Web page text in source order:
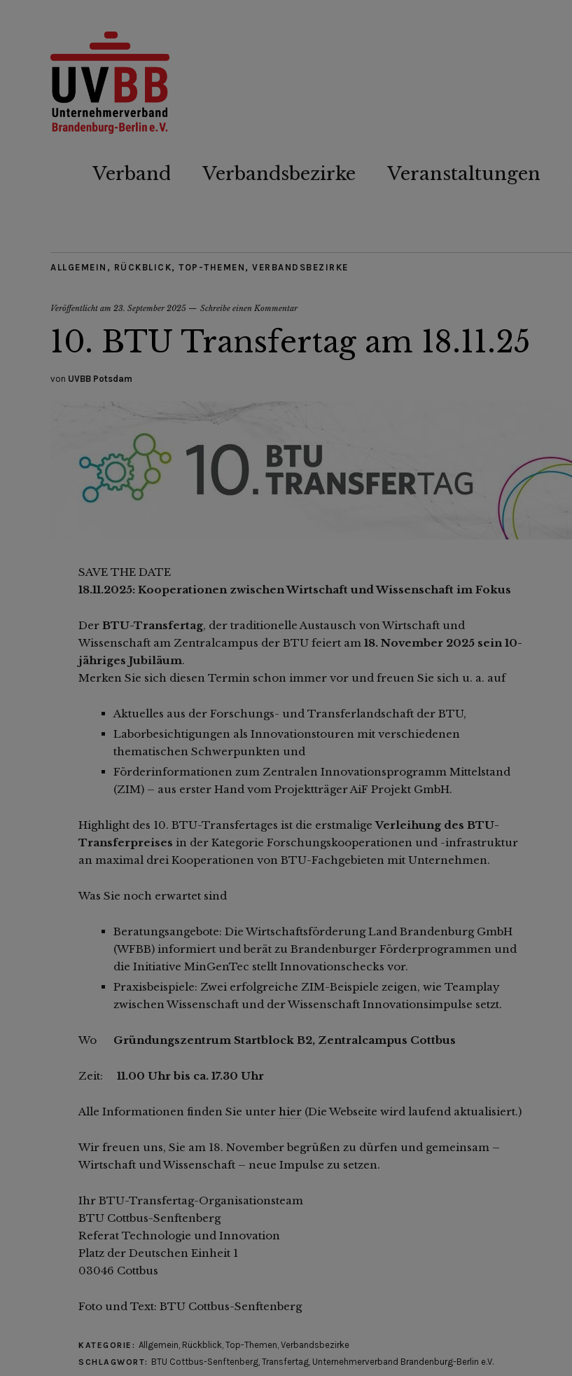
Verband Verbandsbezirke Veranstaltungen
ALLGEMEIN , RÜCKBLICK, TOP-THEMEN , VERBANDSBEZIRKE
Veröffentlicht am 23. September 2025 Schreibe einen Kommentar
10. BTU Transfertag am 18.11.25
von UVBB Potsdam
SAVE THE DATE
18.11.2025: Kooperationen zwischen Wirtschaft und Wissenschaft im Fokus
Der BTU-Transfertag, der traditionelle Austausch von Wirtschaft und
Wissenschaft am Zentralcampus der BTU feiert am 18. November 2025 sein 10-
jähriges Jubiläum.
Merken Sie sich diesen Termin schon immer vor und freuen Sie sich u. a. auf
Aktuelles aus der Forschungs- und Transferlandschaft der BTU,
Laborbesichtigungen als Innovationstouren mit verschiedenen
thematischen Schwerpunkten und
Förderinformationen zum Zentralen Innovationsprogramm Mittelstand
(ZIM) – aus erster Hand vom Projektträger AiF Projekt GmbH.
Highlight des 10. BTU-Transfertages ist die erstmaligeVerleihung des BTU-
Transferpreises in der Kategorie Forschungskooperationen und -infrastruktur
an maximal drei Kooperationen von BTU-Fachgebieten mit Unternehmen.
Was Sie noch erwartet sind
Beratungsangebote: Die Wirtschaftsförderung Land Brandenburg GmbH
(WFBB) informiert und berät zu Brandenburger Förderprogrammen und
die Initiative MinGenTec stellt Innovationschecks vor.
Praxisbeispiele: Zwei erfolgreiche ZIM-Beispiele zeigen, wie Teamplay
zwischen Wissenschaft und der Wissenschaft Innovationsimpulse setzt.
Wo Gründungszentrum Startblock B2, Zentralcampus Cottbus
Zeit: 11.00 Uhr bis ca. 17.30 Uhr
Alle Informationen finden Sie unter hier (Die Webseite wird laufend aktualisiert.)
Wir freuen uns, Sie am 18. November begrüßen zu dürfen und gemeinsam –
Wirtschaft und Wissenschaft – neue Impulse zu setzen.
Ihr BTU-Transfertag-Organisationsteam
BTU Cottbus-Senftenberg
Referat Technologie und Innovation
Platz der Deutschen Einheit 1
03046 Cottbus
Foto und Text: BTU Cottbus-Senftenberg
KATEGORIE: Allgemein Rückblick Top-Themen Verbandsbezirke
SCHLAGWORT: BTU Cottbus-Senftenberg Transfertag Unternehmerverband Brandenburg-Berlin e.V.